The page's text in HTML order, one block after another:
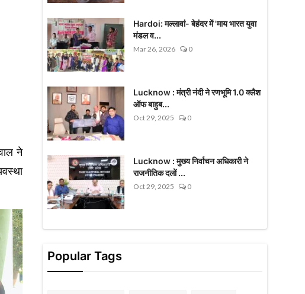
ने
Hardoi: मल्लावां- बेहंदर में 'माय भारत युवा
मंडल व...
Mar 26, 2026 0
Lucknow : मंत्री नंदी ने रणभूमि 1.0 क्लैश
ऑफ बाहुब...
Oct 29, 2025 0
Lucknow : मुख्य निर्वाचन अधिकारी ने
राजनीतिक दलों ...
Oct 29, 2025 0
Popular Tags